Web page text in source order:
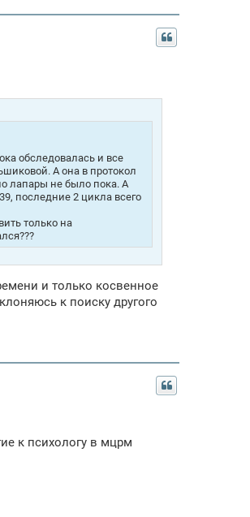
обследовалась и все
А она в протокол
лапары не было пока. А
последние 2 цикла всего
только на
и только косвенное
к поиску другого
к психологу в мцрм